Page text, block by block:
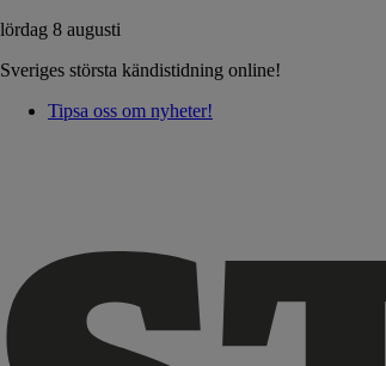
lördag 8 augusti
Sveriges största kändistidning online!
Tipsa oss om nyheter!